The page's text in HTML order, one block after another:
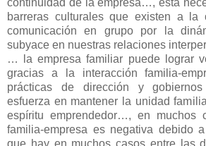
barreras culturales que existen a la
comunicación en grupo por la
subyace en nuestras relaciones
… la empresa familiar puede lograr
gracias a la interacción familia-
prácticas de dirección y
esfuerza en mantener la unidad
espíritu emprendedor…, en muchos
familia-empresa es negativa debido
que hay en muchos casos entre las